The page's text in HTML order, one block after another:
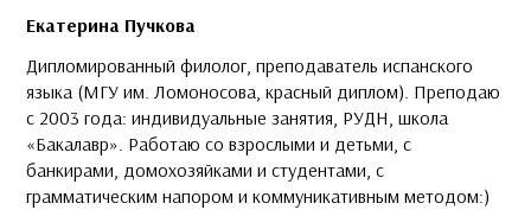
Екатерина Пучкова
Дипломированный филолог, преподаватель испанского
языка (МГУ им. Ломоносова, красный диплом). Преподаю
с 2003 года: индивидуальные занятия, РУДН, школа
«Бакалавр». Работаю со взрослыми и детьми, с
банкирами, домохозяйками и студентами, с
грамматическим напором и коммуникативным методом:)